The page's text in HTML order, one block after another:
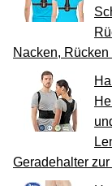
Nacken,
Geradehalter